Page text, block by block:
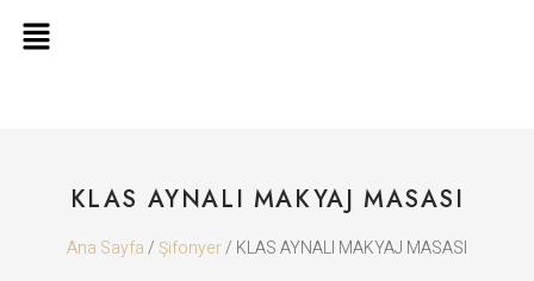
KLAS AYNALI MAKYAJ MASASI
Ana Sayfa/Şifonyer/ KLAS AYNALI MAKYAJ MASASI